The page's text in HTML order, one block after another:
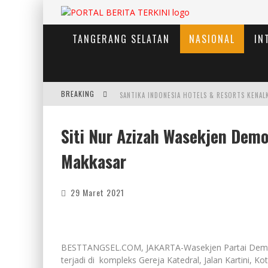
TANGERANG SELATAN NASIONAL
BREAKING
Siti Nur Azizah Wasekjen
Makkasar
29 Maret 2021
BESTTANGSEL.COM, JAKARTA-Wasekjen Partai
terjadi di kompleks Gereja Katedral, Jalan Kartini,